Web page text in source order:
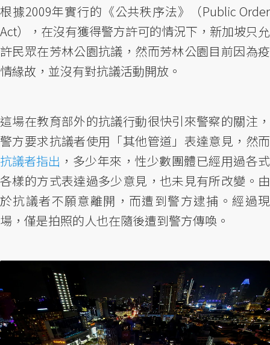
根據2009年實行的《公共秩序法》（Public Order
Act），在沒有獲得警方許可的情況下，新加坡只允
許民眾在芳林公園抗議，然而芳林公園目前因為疫
情緣故，並沒有對抗議活動開放。
這場在教育部外的抗議行動很快引來警察的關注，
警方要求抗議者使用「其他管道」表達意見，然而
抗議者指出 ，多少年來，性少數團體已經用過各式
各樣的方式表達過多少意見，也未見有所改變。由
於抗議者不願意離開，而遭到警方逮捕。經過現
場，僅是拍照的人也在隨後遭到警方傳喚。